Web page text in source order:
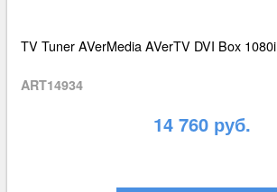
TV Tuner AVerMedia AVerTV DVI Box 1080i
ART14934
14 760 руб.